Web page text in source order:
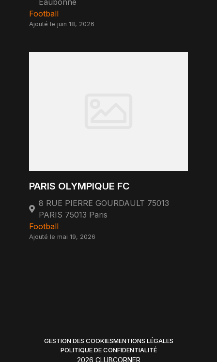
Eaubonne
Football
Ajouté le juin 18, 2026
PARIS OLYMPIQUE FC
8 RUE PIERRE GOURDAULT 75013
PARIS 75013 Paris
Football
Ajouté le mai 19, 2026
GESTION DES COOKIESMENTIONS LÉGALES
POLITIQUE DE CONFIDENTIALITÉ
2026 CLUBCORNER